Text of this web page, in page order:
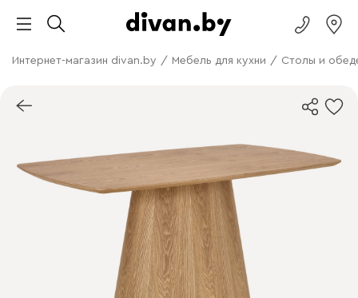
Интернет-магазин divan.by / Мебель для кухни / Столы и